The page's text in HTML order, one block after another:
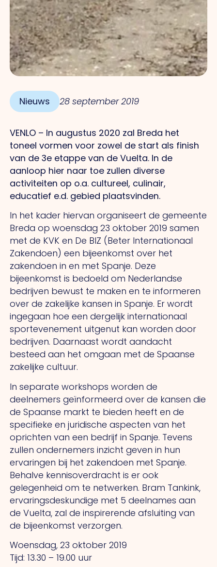
Nieuws 28 september 2019
VENLO – In augustus 2020 zal Breda het
toneel vormen voor zowel de start als finish
van de 3e etappe van de Vuelta. In de
aanloop hier naar toe zullen diverse
activiteiten op o.a. cultureel, culinair,
educatief e.d. gebied plaatsvinden.
In het kader hiervan organiseert de gemeente
Breda op woensdag 23 oktober 2019 samen
met de KVK en De BIZ (Beter Internationaal
Zakendoen) een bijeenkomst over het
zakendoen in en met Spanje. Deze
bijeenkomst is bedoeld om Nederlandse
bedrijven bewust te maken en te informeren
over de zakelijke kansen in Spanje. Er wordt
ingegaan hoe een dergelijk internationaal
sportevenement uitgenut kan worden door
bedrijven. Daarnaast wordt aandacht
besteed aan het omgaan met de Spaanse
zakelijke cultuur.
In separate workshops worden de
deelnemers geïnformeerd over de kansen die
de Spaanse markt te bieden heeft en de
specifieke en juridische aspecten van het
oprichten van een bedrijf in Spanje. Tevens
zullen ondernemers inzicht geven in hun
ervaringen bij het zakendoen met Spanje.
Behalve kennisoverdracht is er ook
gelegenheid om te netwerken. Bram Tankink,
ervaringsdeskundige met 5 deelnames aan
de Vuelta, zal de inspirerende afsluiting van
de bijeenkomst verzorgen.
Woensdag, 23 oktober 2019
Tijd: 13.30 – 19.00 uur